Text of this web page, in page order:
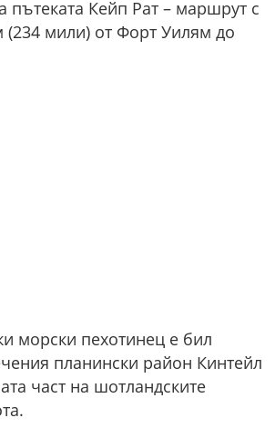
пътеката Кейп Рат – маршрут с
мили) от Форт Уилям до
морски пехотинец е бил
планински район Кинтейл
част на шотландските